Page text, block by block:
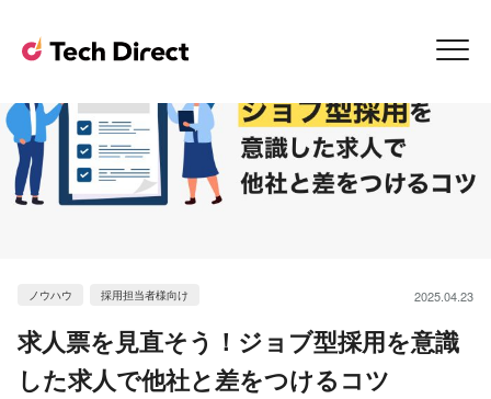
ノウハウ 採用担当者様向け 2025.04.23
求人票を見直そう！ジョブ型採用を意識
した求人で他社と差をつけるコツ